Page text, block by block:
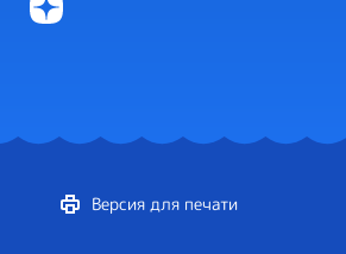
Версия для печати